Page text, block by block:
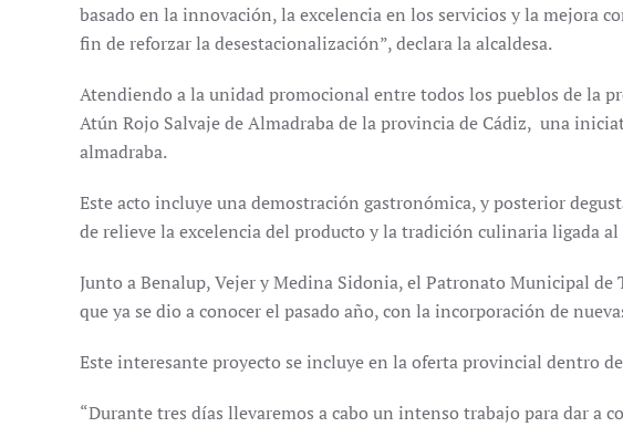
basado en la innovación, la excelencia en los servicios y la mejora
fin de reforzar la desestacionalización”, declara la alcaldesa.
Atendiendo a la unidad promocional entre todos los pueblos de la
Atún Rojo Salvaje de Almadraba de la provincia de Cádiz, una
almadraba.
Este acto incluye una demostración gastronómica, y posterior
de relieve la excelencia del producto y la tradición culinaria ligada al
Junto a Benalup, Vejer y Medina Sidonia, el Patronato Municipal
que ya se dio a conocer el pasado año, con la incorporación de
Este interesante proyecto se incluye en la oferta provincial dentro
“Durante tres días llevaremos a cabo un intenso trabajo para dar a